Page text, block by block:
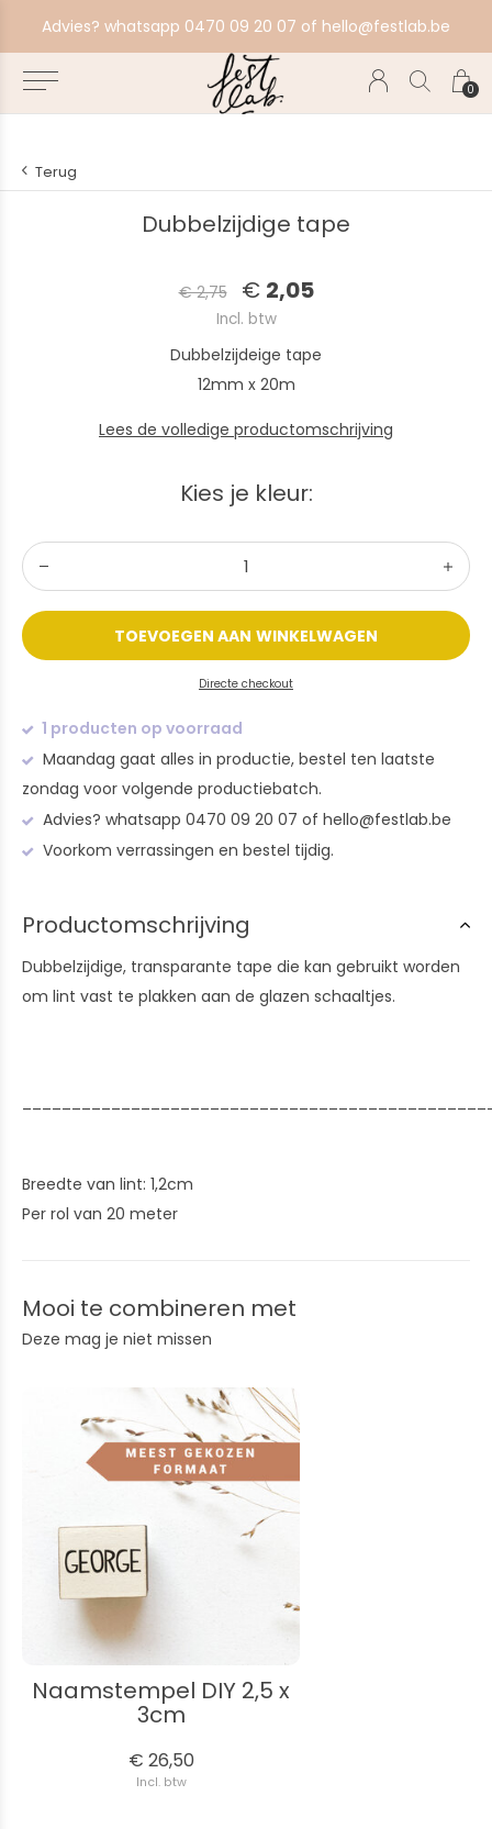
0
Advies? whatsapp 0470 09 20 07 of hello@festlab.be
Terug
Dubbelzijdige tape
€ 2,75 € 2,05
Incl. btw
Dubbelzijdeige tape
12mm x 20m
Lees de volledige productomschrijving
Kies je kleur:
TOEVOEGEN AAN WINKELWAGEN
Directe checkout
1 producten op voorraad
Maandag gaat alles in productie, bestel ten laatste
zondag voor volgende productiebatch.
Advies? whatsapp 0470 09 20 07 of hello@festlab.be
Voorkom verrassingen en bestel tijdig.
Productomschrijving
Dubbelzijdige, transparante tape die kan gebruikt worden
om lint vast te plakken aan de glazen schaaltjes.
Breedte van lint: 1,2cm
Per rol van 20 meter
Mooi te combineren met
Deze mag je niet missen
Naamstempel DIY 2,5 x
3cm
€ 26,50
Incl. btw